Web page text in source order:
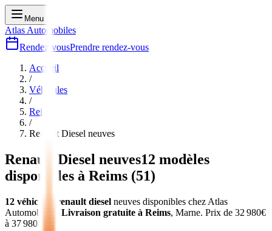
Menu
Atlas Automobiles
Rendez-vousPrendre rendez-vous
Accueil
/
Véhicules
/
Reims
/
Renault Diesel neuves
Renault Diesel neuves12 modèles
disponibles à Reims (51)
12 véhicules renault diesel neuves disponibles chez Atlas
Automobiles
Livraison gratuite à Reims, Marne. Prix de 32 980€
à 37 980 €.